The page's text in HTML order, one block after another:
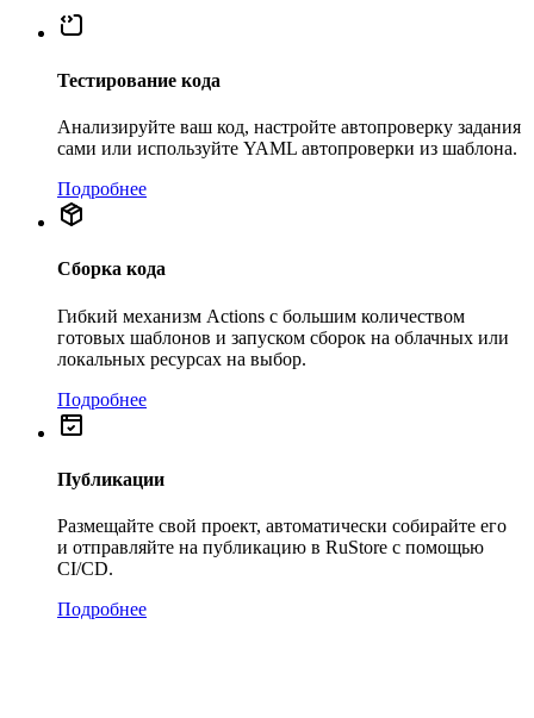
Тестирование кода
Анализируйте ваш код, настройте автопроверку задания
сами или используйте YAML автопроверки из шаблона.
Подробнее
Сборка кода
Гибкий механизм Actions с большим количеством
готовых шаблонов и запуском сборок на облачных или
локальных ресурсах на выбор.
Подробнее
Публикации
Размещайте свой проект, автоматически собирайте его
и отправляйте на публикацию в RuStore с помощью
CI/CD.
Подробнее